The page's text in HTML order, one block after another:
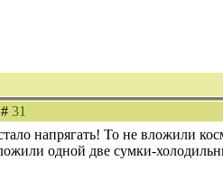
31
напрягать! То не вложили
одной две сумки-